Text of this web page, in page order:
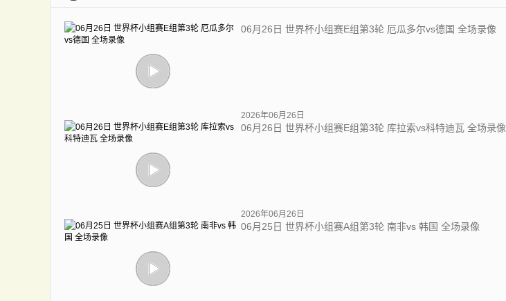
06月26日 世界杯小组赛E组第3轮 厄瓜多尔vs德国 全场录像
2026年06月26日
06月26日 世界杯小组赛E组第3轮 库拉索vs科特迪瓦 全场录像
2026年06月26日
06月25日 世界杯小组赛A组第3轮 南非vs 韩国 全场录像